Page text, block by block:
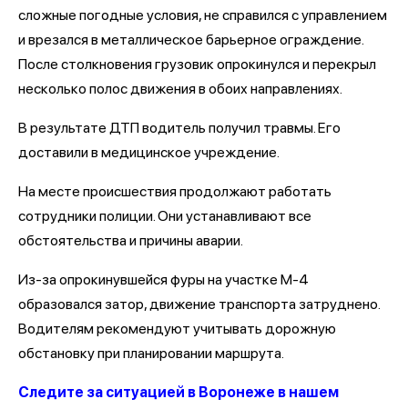
сложные погодные условия, не справился с управлением
и врезался в металлическое барьерное ограждение.
После столкновения грузовик опрокинулся и перекрыл
несколько полос движения в обоих направлениях.
В результате ДТП водитель получил травмы. Его
доставили в медицинское учреждение.
На месте происшествия продолжают работать
сотрудники полиции. Они устанавливают все
обстоятельства и причины аварии.
Из-за опрокинувшейся фуры на участке М-4
образовался затор, движение транспорта затруднено.
Водителям рекомендуют учитывать дорожную
обстановку при планировании маршрута.
Следите за ситуацией в Воронеже в нашем